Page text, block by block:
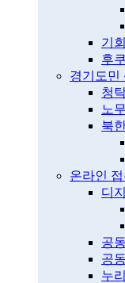
기
후
경기도민
청
노
북
온라인
디
공
공
누